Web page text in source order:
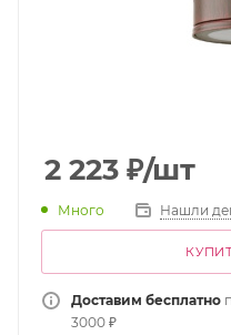
2 223 ₽/шт
Много Нашли
Доставим бесплатно
3000 ₽